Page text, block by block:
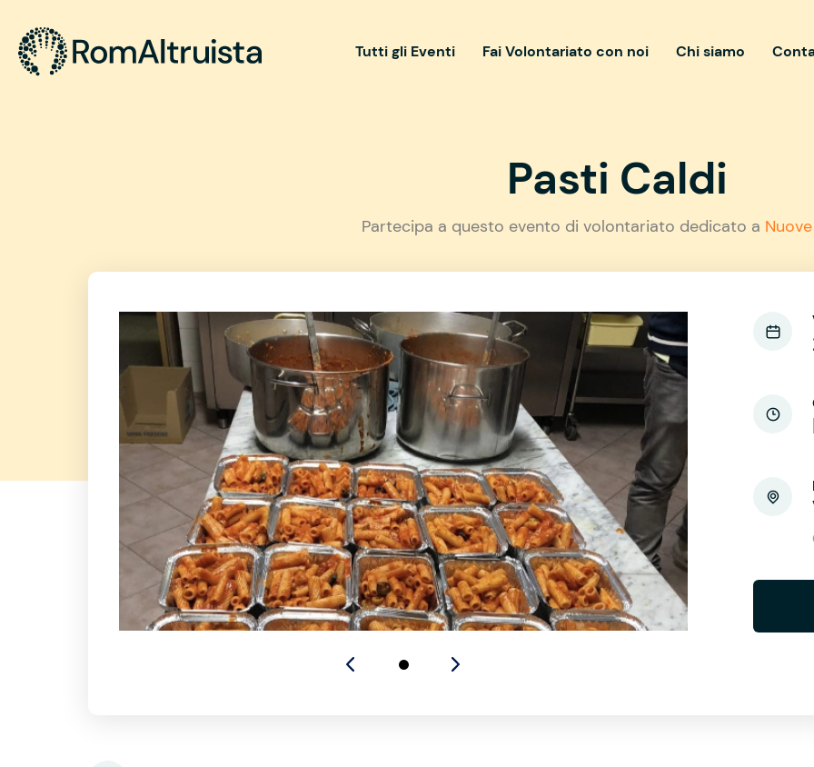
Tutti gli Eventi Fai Volontariato con noi Chi siamo
Pasti Caldi
Partecipa a questo evento di volontariato dedicato a